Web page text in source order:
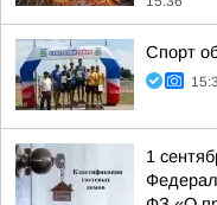
Спорт
1